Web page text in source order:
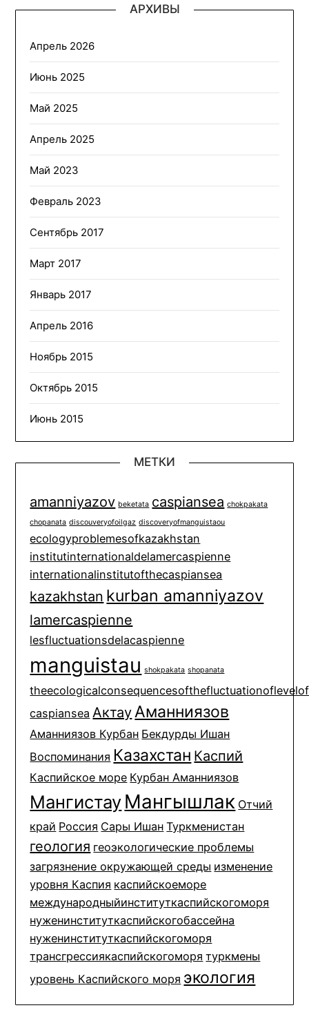
АРХИВЫ
Апрель 2026
Июнь 2025
Май 2025
Апрель 2025
Май 2023
Февраль 2023
Сентябрь 2017
Март 2017
Январь 2017
Апрель 2016
Ноябрь 2015
Октябрь 2015
Июнь 2015
МЕТКИ
amanniyazov beketata caspiansea chokpakata
chopanata discouveryofoilgaz discoveryofmanguistaou
ecologyproblemesofkazakhstan
institutinternationaldelamercaspienne
internationalinstitutofthecaspiansea
kazakhstan kurban amanniyazov
lamercaspienne
lesfluctuationsdelacaspienne
manguistau shokpakata shopanata
caspiansea АктауАманниязов
Аманниязов Курбан Бекдурды Ишан
Воспоминания Казахстан Каспий
Каспийское море Курбан Аманниязов
МангистауМангышлак Отчий
край Россия Сары Ишан Туркменистан
геология геоэкологические проблемы
загрязнение окружающей среды изменение
уровня Каспия каспийскоеморе
международныйинституткаспийскогоморя
нуженинституткаспийскогобассейна
нуженинституткаспийскогоморя
трансгрессиякаспийскогоморя туркмены
уровень Каспийского моря экология